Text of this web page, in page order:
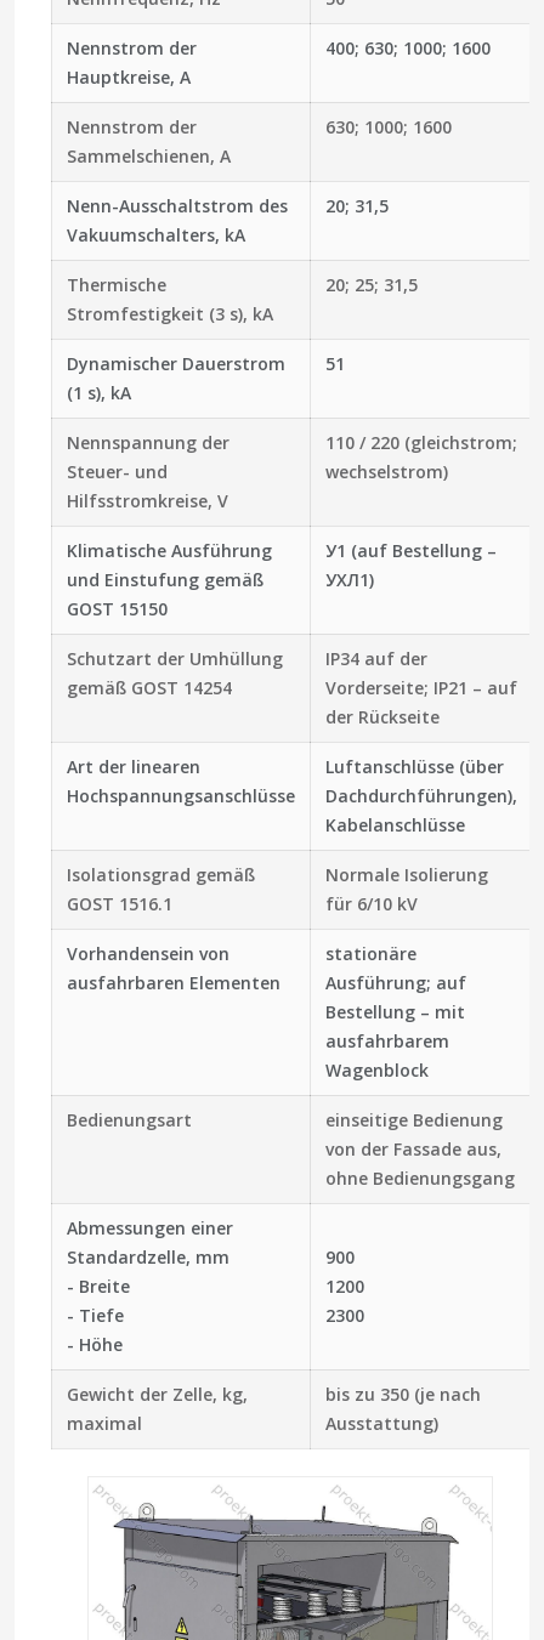
Nennstrom der
Hauptkreise, A
400; 630; 1000; 1600
Nennstrom der
Sammelschienen, A
630; 1000; 1600
Nenn-Ausschaltstrom des
Vakuumschalters, kA
20; 31,5
Thermische
Stromfestigkeit (3 s), kA
20; 25; 31,5
Dynamischer Dauerstrom
(1 s), kA
51
Nennspannung der
Steuer- und
Hilfsstromkreise, V
110 / 220 (gleichstrom;
wechselstrom)
Klimatische Ausführung
und Einstufung gemäß
GOST 15150
У1 (auf Bestellung –
УХЛ1)
Schutzart der Umhüllung
gemäß GOST 14254
IР34 auf der
Vorderseite; IP21 – auf
der Rückseite
Art der linearen
Hochspannungsanschlüsse
Luftanschlüsse (über
Dachdurchführungen),
Kabelanschlüsse
Isolationsgrad gemäß
GOST 1516.1
Normale Isolierung
für 6/10 kV
Vorhandensein von
ausfahrbaren Elementen
stationäre
Ausführung; auf
Bestellung – mit
ausfahrbarem
Wagenblock
Bedienungsart
einseitige Bedienung
von der Fassade aus,
ohne Bedienungsgang
Abmessungen einer
Standardzelle, mm
- Breite
- Tiefe
- Höhe
900
1200
2300
Gewicht der Zelle, kg,
maximal
bis zu 350 (je nach
Ausstattung)